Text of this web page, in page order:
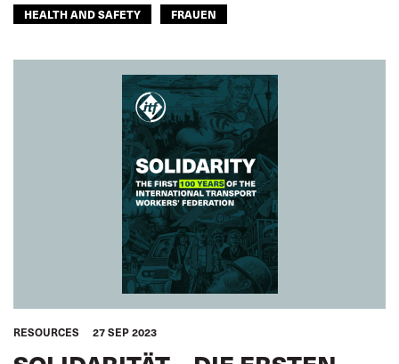
HEALTH AND SAFETY FRAUEN
RESOURCES 27 SEP 2023